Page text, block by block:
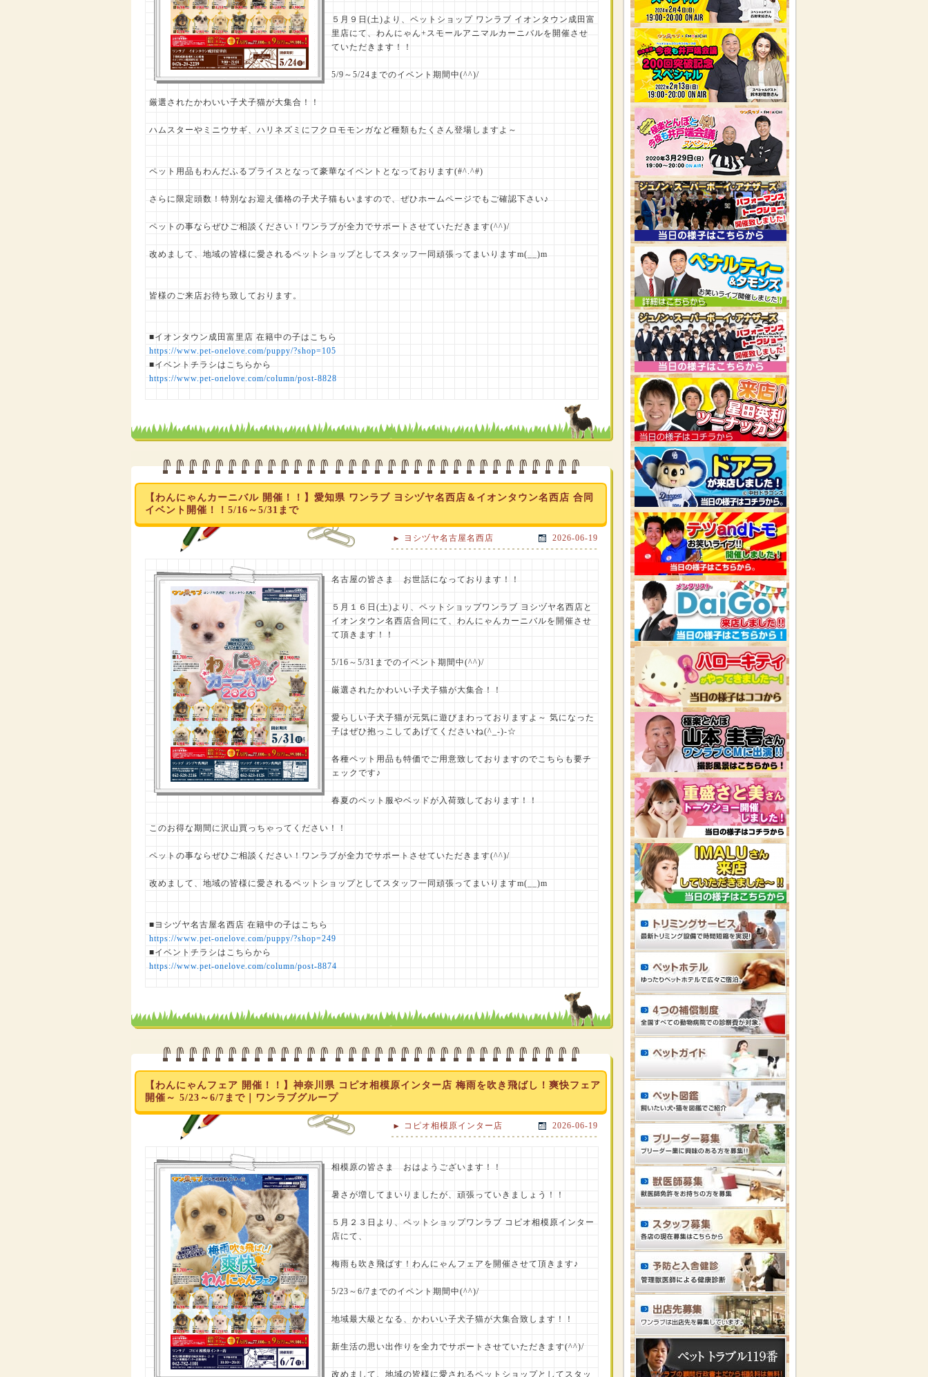
５月９日(土)より、ペットショップ ワンラブ イオンタウン成田富
里店にて、わんにゃん+スモールアニマルカーニバルを開催させ
ていただきます！！
5/9～5/24までのイベント期間中(^^)/
厳選されたかわいい子犬子猫が大集合！！
ハムスターやミニウサギ、ハリネズミにフクロモモンガなど種類もたくさん登場しますよ～
ペット用品もわんだふるプライスとなって豪華なイベントとなっております(#^.^#)
さらに限定頭数！特別なお迎え価格の子犬子猫もいますので、ぜひホームページでもご確認下さい♪
ペットの事ならぜひご相談ください！ワンラブが全力でサポートさせていただきます(^^)/
改めまして、地域の皆様に愛されるペットショップとしてスタッフ一同頑張ってまいりますm(__)m
皆様のご来店お待ち致しております。
■イオンタウン成田富里店 在籍中の子はこちら
https://www.pet-onelove.com/puppy/?shop=105
■イベントチラシはこちらから
https://www.pet-onelove.com/column/post-8828
【わんにゃんカーニバル 開催！！】愛知県 ワンラブ ヨシヅヤ名西店＆イオンタウン名西店 合同
イベント開催！！5/16～5/31まで
ヨシヅヤ名古屋名西店 2026-06-19
名古屋の皆さま お世話になっております！！
５月１６日(土)より、ペットショップワンラブ ヨシヅヤ名西店と
イオンタウン名西店合同にて、わんにゃんカーニバルを開催させ
て頂きます！！
5/16～5/31までのイベント期間中(^^)/
厳選されたかわいい子犬子猫が大集合！！
愛らしい子犬子猫が元気に遊びまわっておりますよ～ 気になった
子はぜひ抱っこしてあげてくださいね(^_-)-☆
各種ペット用品も特価でご用意致しておりますのでこちらも要チ
ェックです♪
春夏のペット服やベッドが入荷致しております！！
このお得な期間に沢山買っちゃってください！！
ペットの事ならぜひご相談ください！ワンラブが全力でサポートさせていただきます(^^)/
改めまして、地域の皆様に愛されるペットショップとしてスタッフ一同頑張ってまいりますm(__)m
■ヨシヅヤ名古屋名西店 在籍中の子はこちら
https://www.pet-onelove.com/puppy/?shop=249
■イベントチラシはこちらから
https://www.pet-onelove.com/column/post-8874
【わんにゃんフェア 開催！！】神奈川県 コピオ相模原インター店 梅雨を吹き飛ばし！爽快フェア
開催～ 5/23～6/7まで｜ワンラブグループ
コピオ相模原インター店 2026-06-19
相模原の皆さま おはようございます！！
暑さが増してまいりましたが、頑張っていきましょう！！
５月２３日より、ペットショップワンラブ コピオ相模原インター
店にて、
梅雨も吹き飛ばす！わんにゃんフェアを開催させて頂きます♪
5/23～6/7までのイベント期間中(^^)/
地域最大級となる、かわいい子犬子猫が大集合致します！！
新生活の思い出作りを全力でサポートさせていただきます(^^)/
改めまして、地域の皆様に愛されるペットショップとしてスタッ